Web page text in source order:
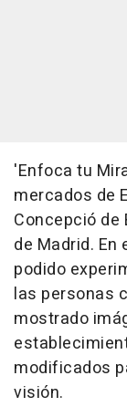
'Enfoca tu
mercados de
Concepció de
de Madrid.
podido
las personas
mostrado
modificados
visión.